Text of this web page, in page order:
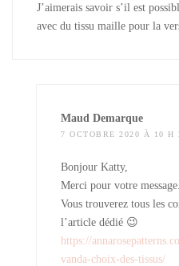
J’aimerais savoir s’il est
avec du tissu maille pour la
Maud Demarque
7 OCTOBRE 2020 À 10 H
Bonjour Katty,
Merci pour votre message.
Vous trouverez tous les
l’article dédié 😉
https://
vanda-choix-des-tissus/